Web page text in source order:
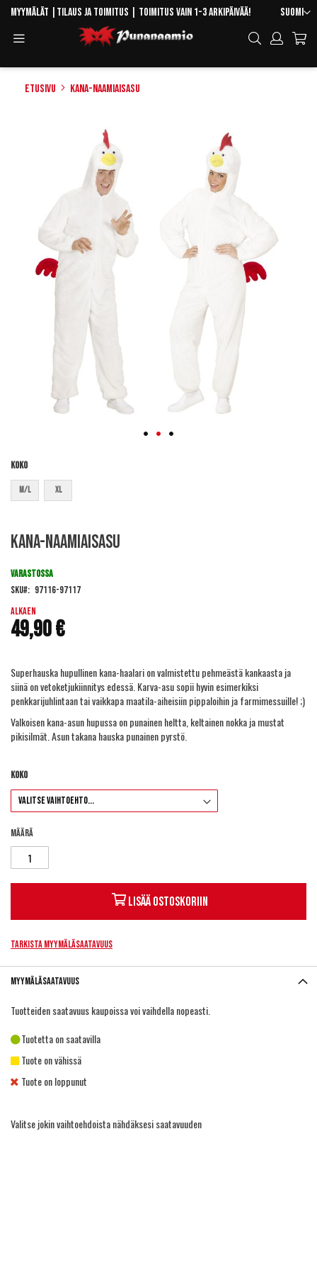
Skip
Content
Kieli
Suomi
Myymälät Tilaus ja toimitus | Toimitus vain 1-3 arkipäivää!
Hae
Etusivu Kana-naamiaisasu
Koko
M/L XL
to
beginning
the
images
gallery
Kana-naamiaisasu
Alkaen
49,90 €
VARASTOSSA
SKU
97116-97117
Superhauska hupullinen kana-haalari on valmistettu pehmeästä kankaasta ja
siinä on vetoketjukiinnitys edessä. Karva-asu sopii hyvin esimerkiksi
penkkarijuhlintaan tai vaikkapa maatila-aiheisiin pippaloihin ja farmimessuille! ;)
Valkoisen kana-asun hupussa on punainen heltta, keltainen nokka ja mustat
pikisilmät. Asun takana hauska punainen pyrstö.
Koko
Määrä
Lisää ostoskoriin
Tarkista myymäläsaatavuus
Myymäläsaatavuus
Tuotteiden saatavuus kaupoissa voi vaihdella nopeasti.
Tuotetta on saatavilla
Tuote on vähissä
Tuote on loppunut
Valitse jokin vaihtoehdoista nähdäksesi saatavuuden